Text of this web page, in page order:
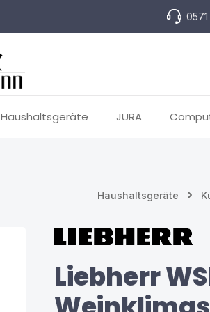
Haushaltsgeräte JURA
Haushaltsgeräte
Liebherr